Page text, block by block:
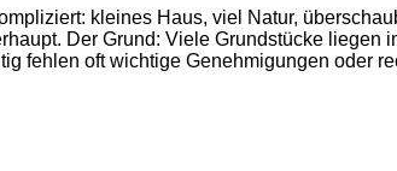
kleines Haus, viel Natur,
Der Grund: Viele Grundstücke liegen
fehlen oft wichtige Genehmigungen oder